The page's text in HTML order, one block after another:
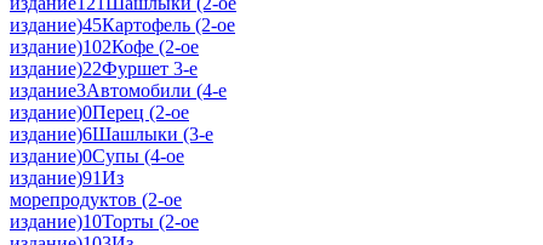
издание)45Картофель (2-ое
издание)102Кофе (2-ое
издание)22Фуршет 3-е
издание3Автомобили (4-е
издание)0Перец (2-ое
издание)6Шашлыки (3-е
издание)0Супы (4-ое
издание)91Из
морепродуктов (2-ое
издание)10Торты (2-ое